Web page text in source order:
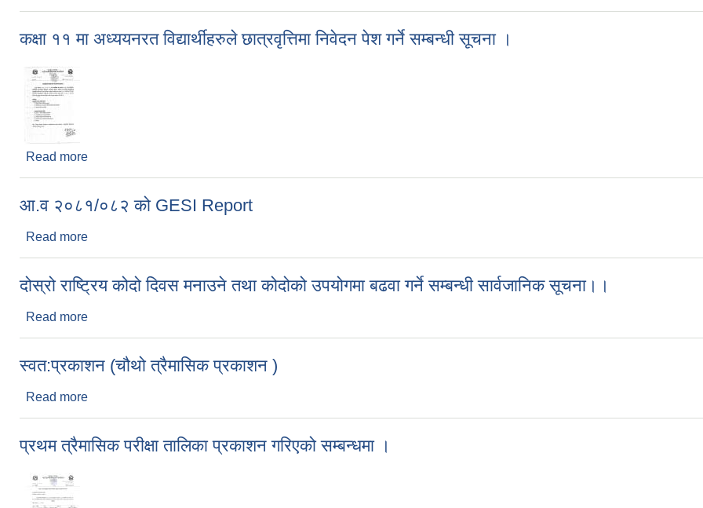
कक्षा ११ मा अध्ययनरत विद्यार्थीहरुले छात्रवृत्तिमा निवेदन पेश गर्ने सम्बन्धी सूचना ।
Read more
आ.व २०८१/०८२ को GESI Report
Read more
दोस्रो राष्ट्रिय कोदो दिवस मनाउने तथा कोदोको उपयोगमा बढवा गर्ने सम्बन्धी सार्वजानिक सूचना।।
Read more
स्वत:प्रकाशन (चौथो त्रैमासिक प्रकाशन )
Read more
प्रथम त्रैमासिक परीक्षा तालिका प्रकाशन गरिएको सम्बन्धमा ।